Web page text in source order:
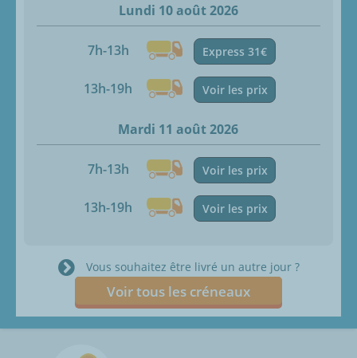
Lundi 10 août 2026
7h-13h Express 31€
13h-19h Voir les prix
Mardi 11 août 2026
7h-13h Voir les prix
13h-19h Voir les prix
Vous souhaitez être livré un autre jour ?
Voir tous les créneaux